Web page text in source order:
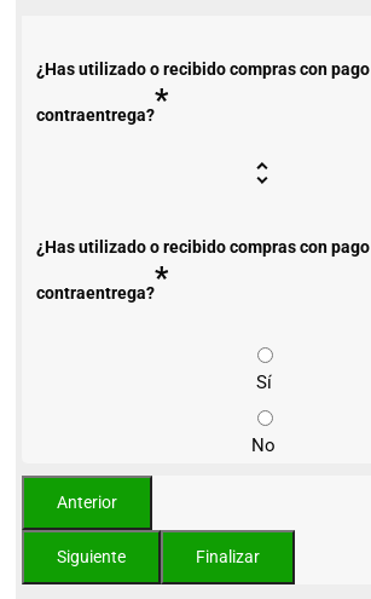
¿Has utilizado o recibido compras con pago
contraentrega?*
¿Has utilizado o recibido compras con pago
contraentrega?*
Sí
No